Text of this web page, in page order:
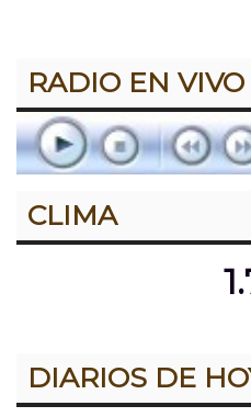
RADIO EN VIVO
CLIMA
DIARIOS DE